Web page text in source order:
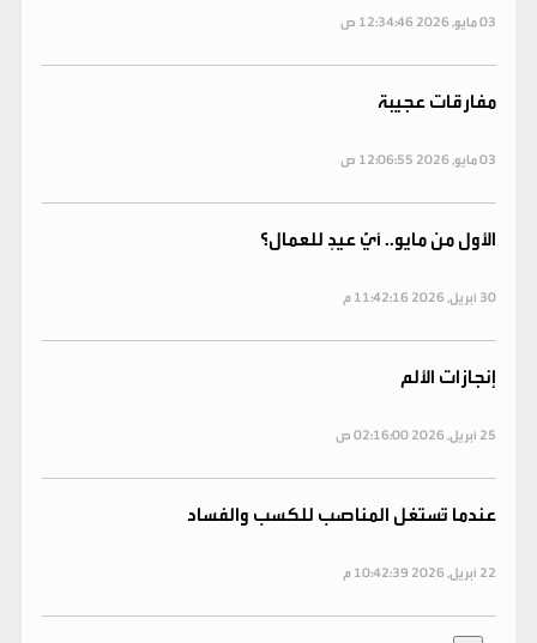
03 مايو, 2026 12:34:46 ص
مفارقات عجيبة
03 مايو, 2026 12:06:55 ص
الأول من مايو.. أيُّ عيدٍ للعمال؟
30 أبريل, 2026 11:42:16 م
إنجازات الألم
25 أبريل, 2026 02:16:00 ص
عندما تُستغل المناصب للكسب والفساد
22 أبريل, 2026 10:42:39 م